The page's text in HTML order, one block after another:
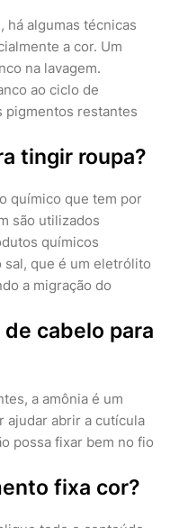
há algumas técnicas
a cor. Um
na lavagem.
ao ciclo de
pigmentos restantes
tingir roupa?
químico que tem por
são utilizados
químicos
que é um eletrólito
a migração do
cabelo para
a amônia é um
ajudar abrir a cutícula
possa fixar bem no fio
fixa cor?